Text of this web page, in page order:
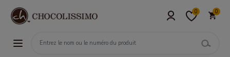
0 0